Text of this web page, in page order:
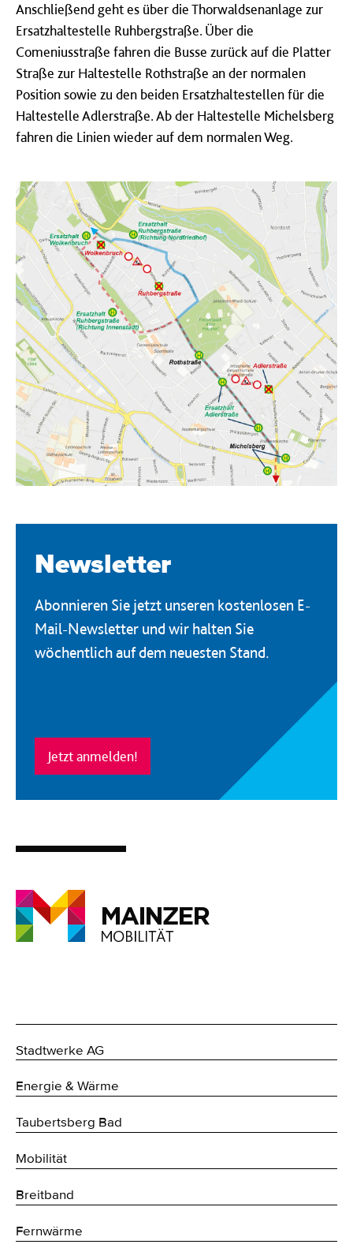
Anschließend geht es über die Thorwaldsenanlage zur
Ersatzhaltestelle Ruhbergstraße. Über die
Comeniusstraße fahren die Busse zurück auf die Platter
Straße zur Haltestelle Rothstraße an der normalen
Position sowie zu den beiden Ersatzhaltestellen für die
Haltestelle Adlerstraße. Ab der Haltestelle Michelsberg
fahren die Linien wieder auf dem normalen Weg.
Newsletter
Abonnieren Sie jetzt unseren kostenlosen E-
Mail-Newsletter und wir halten Sie
wöchentlich auf dem neuesten Stand.
Jetzt anmelden!
Stadtwerke AG
Energie & Wärme
Taubertsberg Bad
Mobilität
Breitband
Fernwärme